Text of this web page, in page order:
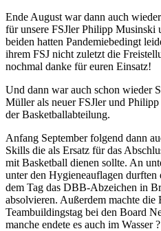
Ende August war dann auch
für unsere FSJler Philipp Musinski
beiden hatten Pandemiebedingt
ihrem FSJ nicht zuletzt die
nochmal danke für euren Einsatz!
Und dann war auch schon wieder
Müller als neuer FSJler und
der Basketballabteilung.
Anfang September folgend dann
Skills die als Ersatz für das
mit Basketball dienen sollte. An
unter den Hygieneauflagen
dem Tag das DBB-Abzeichen in
absolvieren. Außerdem machte die
Teambuildingstag bei den Board
manche endete es auch im Wasser ?